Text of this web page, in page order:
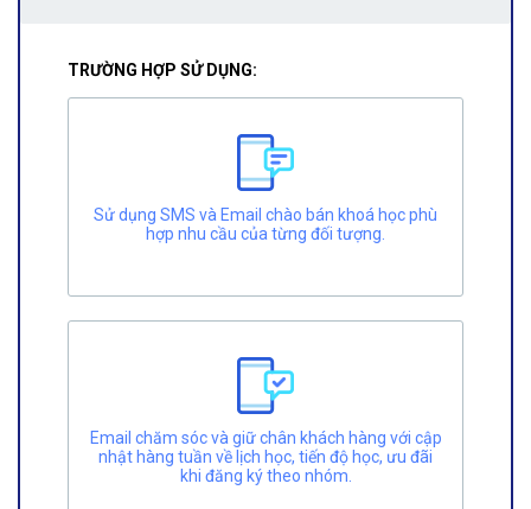
TRƯỜNG HỢP SỬ DỤNG:
Sử dụng SMS và Email chào bán khoá học phù
hợp nhu cầu của từng đối tượng.
Email chăm sóc và giữ chân khách hàng với cập
nhật hàng tuần về lịch học, tiến độ học, ưu đãi
khi đăng ký theo nhóm.